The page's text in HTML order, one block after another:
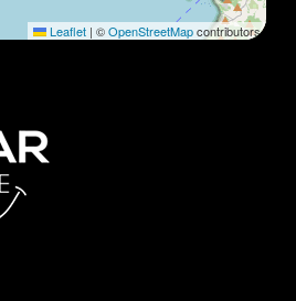
Leaflet | ©OpenStreetMapcontributors